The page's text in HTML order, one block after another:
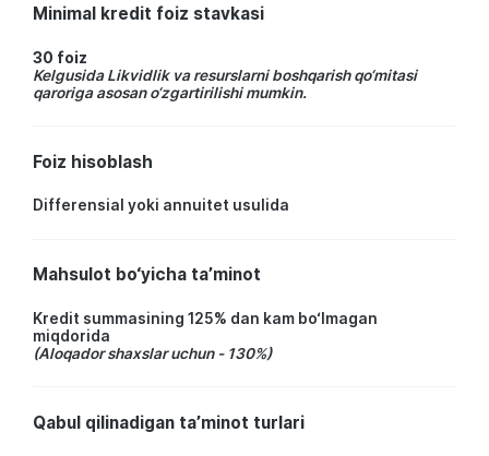
Minimal kredit foiz stavkasi
30 foiz
Kelgusida Likvidlik va resurslarni boshqarish qo‘mitasi
qaroriga asosan o‘zgartirilishi mumkin.
Foiz hisoblash
Differensial yoki annuitet usulida
Mahsulot bo‘yicha ta’minot
Kredit summasining 125% dan kam bo‘lmagan
miqdorida
(Aloqador shaxslar uchun - 130%)
Qabul qilinadigan ta’minot turlari